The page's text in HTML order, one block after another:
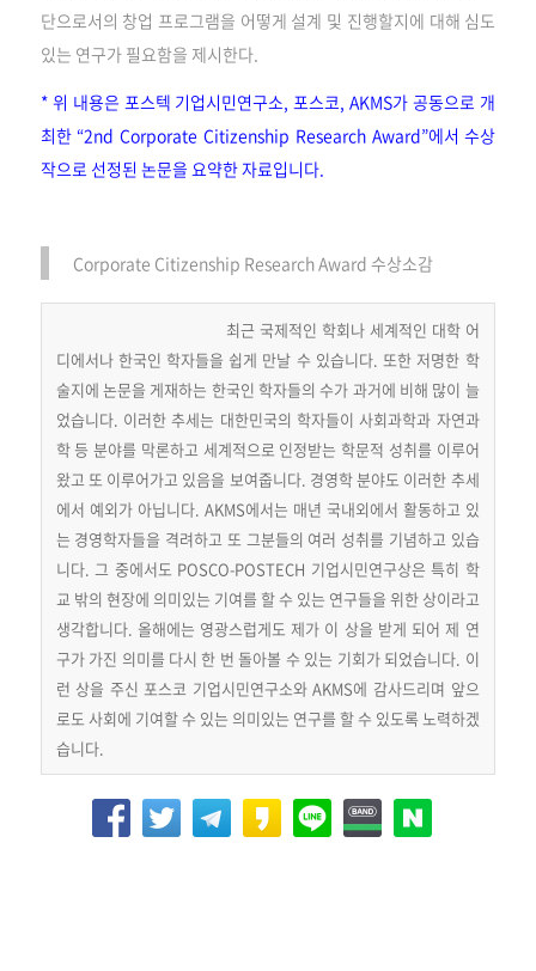
단으로서의 창업 프로그램을 어떻게 설계 및 진행할지에 대해 심도
있는 연구가 필요함을 제시한다.
* 위 내용은 포스텍 기업시민연구소, 포스코, AKMS가 공동으로 개
최한 “2nd Corporate Citizenship Research Award”에서 수상
작으로 선정된 논문을 요약한 자료입니다.
Corporate Citizenship Research Award 수상소감
최근 국제적인 학회나 세계적인 대학 어
디에서나 한국인 학자들을 쉽게 만날 수 있습니다. 또한 저명한 학
술지에 논문을 게재하는 한국인 학자들의 수가 과거에 비해 많이 늘
었습니다. 이러한 추세는 대한민국의 학자들이 사회과학과 자연과
학 등 분야를 막론하고 세계적으로 인정받는 학문적 성취를 이루어
왔고 또 이루어가고 있음을 보여줍니다. 경영학 분야도 이러한 추세
에서 예외가 아닙니다. AKMS에서는 매년 국내외에서 활동하고 있
는 경영학자들을 격려하고 또 그분들의 여러 성취를 기념하고 있습
니다. 그 중에서도 POSCO-POSTECH 기업시민연구상은 특히 학
교 밖의 현장에 의미있는 기여를 할 수 있는 연구들을 위한 상이라고
생각합니다. 올해에는 영광스럽게도 제가 이 상을 받게 되어 제 연
구가 가진 의미를 다시 한 번 돌아볼 수 있는 기회가 되었습니다. 이
런 상을 주신 포스코 기업시민연구소와 AKMS에 감사드리며 앞으
로도 사회에 기여할 수 있는 의미있는 연구를 할 수 있도록 노력하겠
습니다.